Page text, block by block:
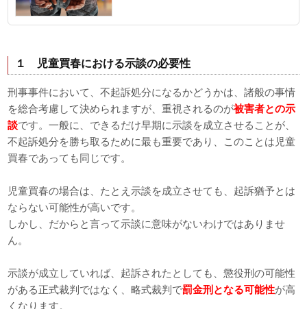
１ 児童買春における示談の必要性
刑事事件において、不起訴処分になるかどうかは、諸般の事情
を総合考慮して決められますが、重視されるのが被害者との示
談です。一般に、できるだけ早期に示談を成立させることが、
不起訴処分を勝ち取るために最も重要であり、このことは児童
買春であっても同じです。
児童買春の場合は、たとえ示談を成立させても、起訴猶予とは
ならない可能性が高いです。
しかし、だからと言って示談に意味がないわけではありませ
ん。
示談が成立していれば、起訴されたとしても、懲役刑の可能性
がある正式裁判ではなく、略式裁判で罰金刑となる可能性が高
くなります。